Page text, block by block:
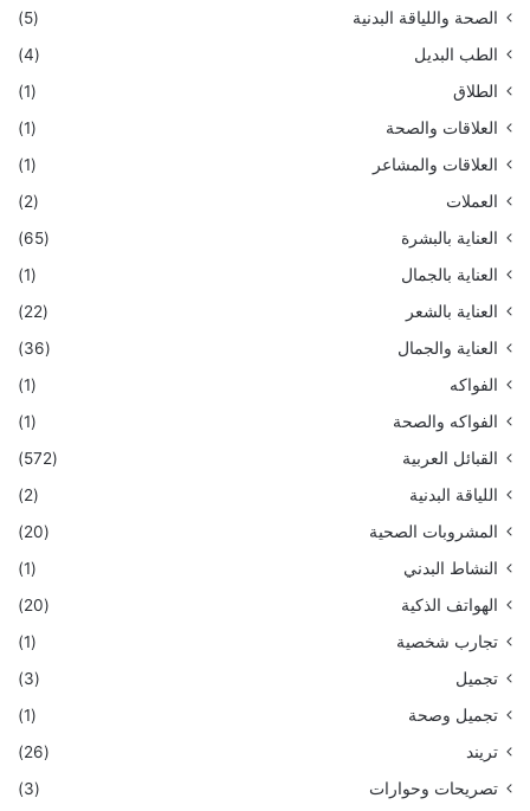
الصحة واللياقة البدنية
(5)
الطب البديل
(4)
الطلاق
(1)
العلاقات والصحة
(1)
العلاقات والمشاعر
(1)
العملات
(2)
العناية بالبشرة
(65)
العناية بالجمال
(1)
العناية بالشعر
(22)
العناية والجمال
(36)
الفواكه
(1)
الفواكه والصحة
(1)
القبائل العربية
(572)
اللياقة البدنية
(2)
المشروبات الصحية
(20)
النشاط البدني
(1)
الهواتف الذكية
(20)
تجارب شخصية
(1)
تجميل
(3)
تجميل وصحة
(1)
تريند
(26)
تصريحات وحوارات
(3)